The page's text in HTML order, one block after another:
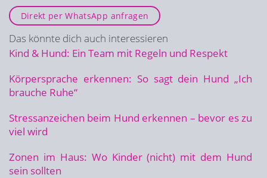
Direkt per WhatsApp anfragen
Das könnte dich auch interessieren
Kind & Hund: Ein Team mit Regeln und Respekt
Körpersprache erkennen: So sagt dein Hund „Ich
brauche Ruhe“
Stressanzeichen beim Hund erkennen – bevor es zu
viel wird
Zonen im Haus: Wo Kinder (nicht) mit dem Hund
sein sollten